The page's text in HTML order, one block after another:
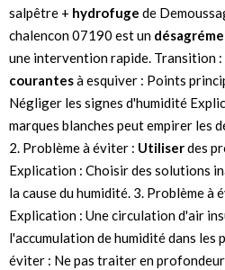
salpêtre + hydrofuge de
chalencon 07190 est un
une intervention rapide. Transition :
courantesà esquiver : Points
Négliger les signes d'humidité
marques blanches peut empirer les
2. Problème à éviter : Utiliserdes
Explication : Choisir des solutions
la cause du humidité. 3. Problème
Explication : Une circulation d'air
l'accumulation de humidité dans les
éviter : Ne pas traiter en